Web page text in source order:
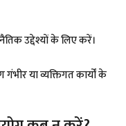
उद्देश्यों के लिए करें।
या व्यक्तिगत कार्यों के